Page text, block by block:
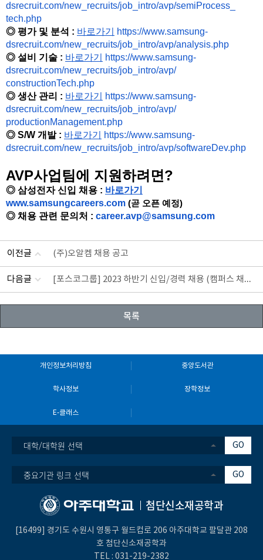
dsrecruit.com/new_recruits/job_intro/avp/semiProcess_
tech.php
◎ 평가 및 분석 : 바로가기
https://www.samsung-
dsrecruit.com/new_recruits/job_intro/avp/analysis.php
◎ 설비 기술 : 바로가기
https://www.samsung-
dsrecruit.com/new_recruits/job_intro/avp/
constructionTech.php
◎ 생산 관리 : 바로가기
https://www.samsung-
dsrecruit.com/new_recruits/job_intro/avp/
productionManagement.php
◎ S/W 개발 : 바로가기
https://www.samsung-
dsrecruit.com/new_recruits/job_intro/avp/softwareDev.php
AVP사업팀에 지원하려면?
◎ 삼성전자 신입 채용 : 바로가기
www.samsungcareers.com (곧 오픈 예정)
◎ 채용 관련 문의처 : career.avp@samsung.com
이전글 (주)오알켐 채용 공고
다음글 [포스코그룹] 2023 하반기 신입/경력 채용 (캠퍼스 채용설명회&랜선 리크루팅) 진행 중!
목록
개인정보처리방침 중앙도서관
학사정보 장학정보
E-클래스
대학/대학원 선택 GO
중요기관 링크 선택 GO
첨단신소재공학과
[16499] 경기도 수원시 영통구 월드컵로 206 아주대학교 팔달관 208
호 첨단신소재공학과
TEL : 031-219-2382